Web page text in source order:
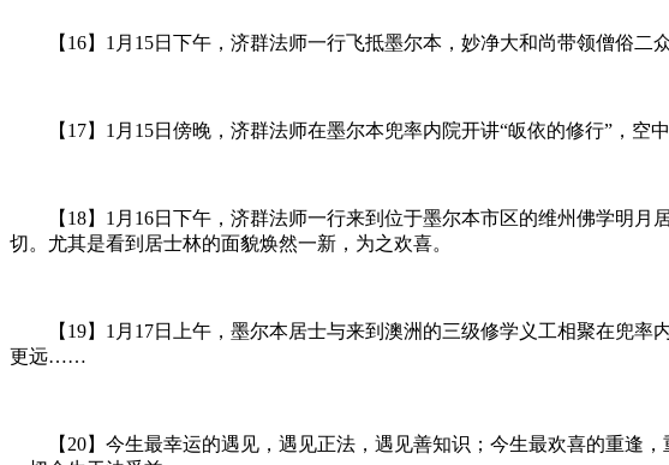
【16】1月15日下午，济群法师一行飞抵墨尔本，妙净大和尚带领僧俗二
【17】1月15日傍晚，济群法师在墨尔本兜率内院开讲“皈依的修行”，空中
【18】1月16日下午，济群法师一行来到位于墨尔本市区的维州佛学明月
切。尤其是看到居士林的面貌焕然一新，为之欢喜。
【19】1月17日上午，墨尔本居士与来到澳洲的三级修学义工相聚在兜率
更远……
【20】今生最幸运的遇见，遇见正法，遇见善知识；今生最欢喜的重逢